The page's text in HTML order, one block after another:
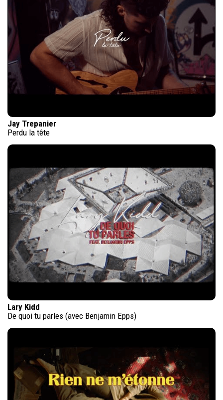
Jay Trepanier
Perdu la tête
Lary Kidd
De quoi tu parles (avec Benjamin Epps)